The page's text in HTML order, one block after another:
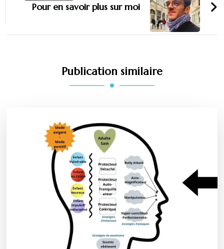
Pour en savoir plus sur moi
Publication similaire